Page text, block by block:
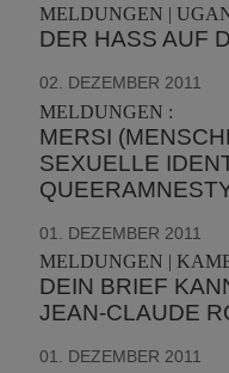
MELDUNGEN |
DER HASS AUF
02. DEZEMBER 2011
MELDUNGEN :
MERSI
SEXUELLE
01. DEZEMBER 2011
MELDUNGEN |
DEIN BRIEF
JEAN-CLAUDE
01. DEZEMBER 2011